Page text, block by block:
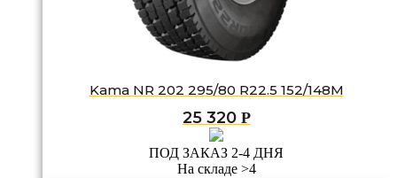
Kama NR 202 295/80 R22.5 152/148M
25 320 Р
ПОД ЗАКАЗ 2-4 ДНЯ
На складе >4